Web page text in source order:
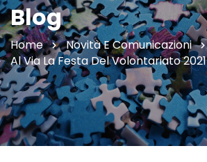
Blog
Home Novità E Comunicazioni
Al Via La Festa Del Volontariato 2021